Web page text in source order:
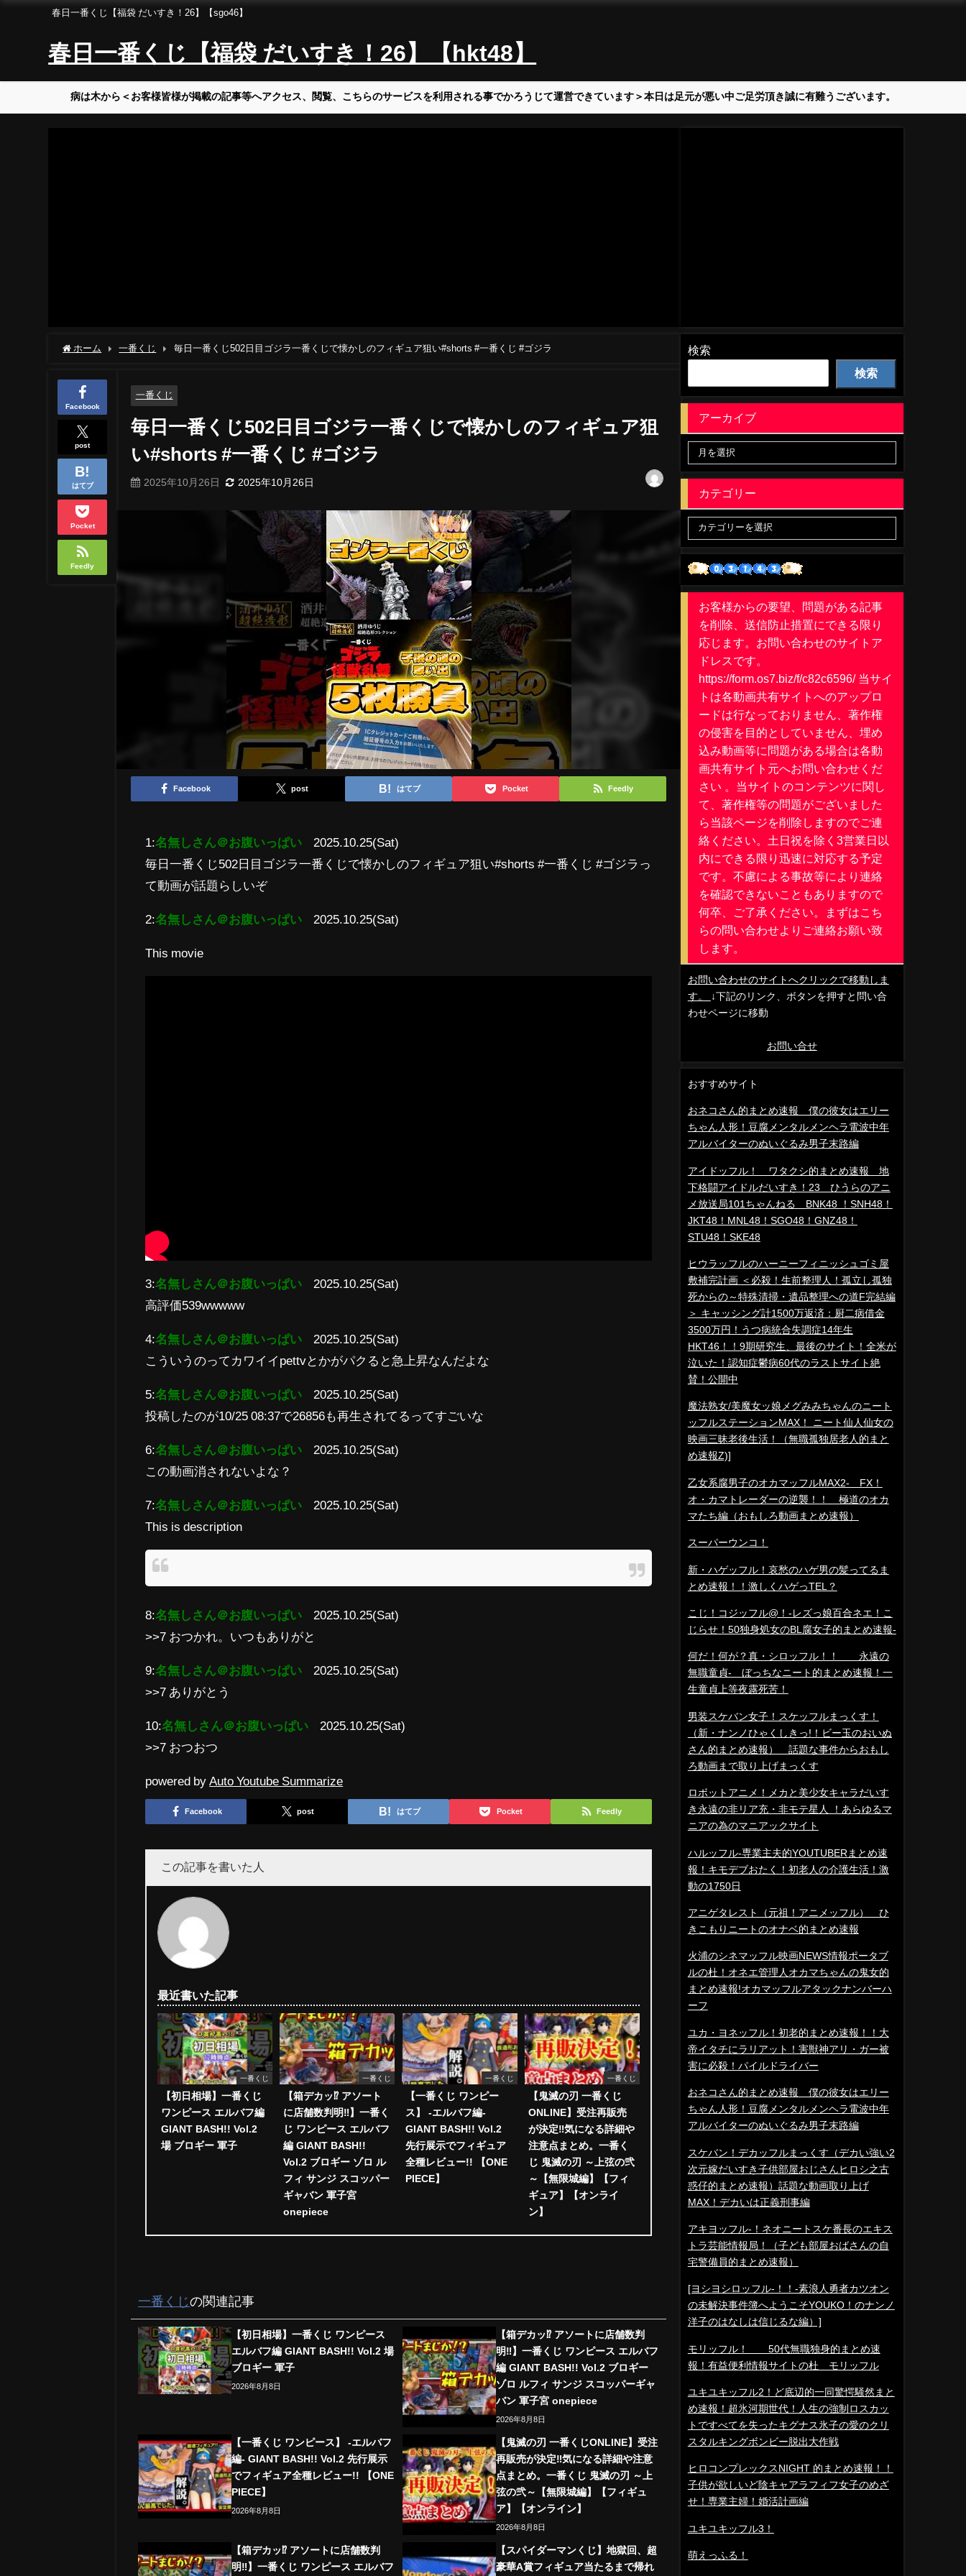
春日一番くじ【福袋 だいすき！26】【sgo46】
春日一番くじ【福袋 だいすき！26】【hkt48】
病は木から＜お客様皆様が掲載の記事等へアクセス、閲覧、こちらのサービスを利用される事でかろうじて運営できています＞本日は足元が悪い中ご足労頂き誠に有難うございます。
ホーム 一番くじ 毎日一番くじ502日目ゴジラ一番くじで懐かしのフィギュア狙い#shorts #一番くじ #ゴジラ
Facebook
post
はてブ
Pocket
Feedly
一番くじ
毎日一番くじ502日目ゴジラ一番くじで懐かしのフィギュア狙
い#shorts #一番くじ #ゴジラ
2025年10月26日 2025年10月26日
Facebook post はてブ Pocket Feedly
1:名無しさん＠お腹いっぱい
2025.10.25(Sat)
毎日一番くじ502日目ゴジラ一番くじで懐かしのフィギュア狙い#shorts #一番くじ #ゴジラっ
て動画が話題らしいぞ
2:名無しさん＠お腹いっぱい 2025.10.25(Sat)
This movie
3:名無しさん＠お腹いっぱい
2025.10.25(Sat)
高評価539wwwww
4:名無しさん＠お腹いっぱい
2025.10.25(Sat)
こういうのってカワイイpettvとかがパクると急上昇なんだよな
5:名無しさん＠お腹いっぱい
2025.10.25(Sat)
投稿したのが10/25 08:37で26856も再生されてるってすごいな
6:名無しさん＠お腹いっぱい
2025.10.25(Sat)
この動画消されないよな？
7:名無しさん＠お腹いっぱい
2025.10.25(Sat)
This is description
8:名無しさん＠お腹いっぱい
2025.10.25(Sat)
>>7 おつかれ。いつもありがと
9:名無しさん＠お腹いっぱい
2025.10.25(Sat)
>>7 ありがとう
10:名無しさん＠お腹いっぱい
2025.10.25(Sat)
>>7 おつおつ
powered by Auto Youtube Summarize
Facebook post はてブ Pocket Feedly
この記事を書いた人
最近書いた記事
一番くじ
【初日相場】一番くじ
ワンピース エルバフ編
GIANT BASH!! Vol.2
場 ブロギー 軍子
一番くじ
【箱デカッ⁉︎ アソート
に店舗数判明‼︎】一番く
じ ワンピース エルバフ
編 GIANT BASH!!
Vol.2 ブロギー ゾロ ル
フィ サンジ スコッパー
ギャバン 軍子宮
onepiece
一番くじ
【一番くじ ワンピー
ス】 -エルバフ編-
GIANT BASH!! Vol.2
先行展示でフィギュア
全種レビュー!! 【ONE
PIECE】
一番くじ
【鬼滅の刃 一番くじ
ONLINE】受注再販売
が決定‼️気になる詳細や
注意点まとめ。一番く
じ 鬼滅の刃 ～上弦の弐
～【無限城編】【フィ
ギュア】【オンライ
ン】
一番くじの関連記事
【初日相場】一番くじ ワンピース
エルバフ編 GIANT BASH!! Vol.2 場
ブロギー 軍子
2026年8月8日
【箱デカッ⁉︎ アソートに店舗数判
明‼︎】一番くじ ワンピース エルバフ
編 GIANT BASH!! Vol.2 ブロギー
ゾロ ルフィ サンジ スコッパーギャ
バン 軍子宮 onepiece
2026年8月8日
【一番くじ ワンピース】 -エルバフ
編- GIANT BASH!! Vol.2 先行展示
でフィギュア全種レビュー!! 【ONE
PIECE】
2026年8月8日
【鬼滅の刃 一番くじONLINE】受注
再販売が決定‼️気になる詳細や注意
点まとめ。一番くじ 鬼滅の刃 ～上
弦の弐～【無限城編】【フィギュ
ア】【オンライン】
2026年8月8日
【箱デカッ⁉︎ アソートに店舗数判
明‼︎】一番くじ ワンピース エルバフ
【スパイダーマンくじ】地獄回、超
豪華A賞フィギュア当たるまで帰れ
検索
検索
アーカイブ
カテゴリー
お客様からの要望、問題がある記事
を削除、送信防止措置にできる限り
応じます。お問い合わせのサイトア
ドレスです。
https://form.os7.biz/f/c82c6596/ 当サイ
トは各動画共有サイトへのアップロ
ードは行なっておりません、著作権
の侵害を目的としていません、埋め
込み動画等に問題がある場合は各動
画共有サイト元へお問い合わせくだ
さい 。当サイトのコンテンツに関し
て、著作権等の問題がございました
ら当該ページを削除しますのでご連
絡ください。土日祝を除く3営業日以
内にできる限り迅速に対応する予定
です。不慮による事故等により連絡
を確認できないこともありますので
何卒、ご了承ください。まずはこち
らの問い合わせよりご連絡お願い致
します。
お問い合わせのサイトへクリックで移動しま
す。
↓下記のリンク、ボタンを押すと問い合
わせページに移動
お問い合せ
おすすめサイト
おネコさん的まとめ速報 僕の彼女はエリー
ちゃん人形！豆腐メンタルメンヘラ電波中年
アルバイターのぬいぐるみ男子末路編
アイドッフル！ ワタクシ的まとめ速報 地
下格闘アイドルだいすき！23 ひうらのアニ
メ放送局101ちゃんねる BNK48 ！SNH48！
JKT48！MNL48！SGO48！GNZ48！
STU48！SKE48
ヒウラッフルのハーニーフィニッシュゴミ屋
敷補完計画 ＜必殺！生前整理人！孤立し孤独
死からの～特殊清掃・遺品整理への道F完結編
＞ キャッシング計1500万返済：厨二病借金
3500万円！うつ病統合失調症14年生
HKT46！！9期研究生、最後のサイト！全米が
泣いた！認知症鬱病60代のラストサイト絶
賛！公開中
魔法熟女/美魔女ッ娘メグみみちゃんのニート
ッフルステーションMAX！ ニート仙人仙女の
映画三昧老後生活！（無職孤独居老人的まと
め速報Z)]
乙女系腐男子のオカマッフルMAX2- FX！
オ・カマトレーダーの逆襲！！ 極道のオカ
マたち編（おもしろ動画まとめ速報）
スーパーウンコ！
新・ハゲッフル！哀愁のハゲ男の髪ってるま
とめ速報！！激しくハゲっTEL？
こじ！コジッフル@！-レズっ娘百合ネエ！こ
じらせ！50独身処女のBL腐女子的まとめ速報-
何だ！何が？真・シロッフル！！ 永遠の
無職童貞- ぼっちなニート的まとめ速報！一
生童貞上等夜露死苦！
男装スケバン女子！スケッフルまっくす！
（新・ナンノひゃくしきっ!！ビー玉のおいぬ
さん的まとめ速報） 話題な事件からおもし
ろ動画まで取り上げまっくす
ロボットアニメ！メカと美少女キャラだいす
き永遠の非リア充・非モテ星人 ！あらゆるマ
ニアの為のマニアックサイト
ハルッフル-専業主夫的YOUTUBERまとめ速
報！キモデブおたく！初老人の介護生活！激
動の1750日
アニゲタレスト（元祖！アニメッフル） ひ
きこもりニートのオナベ的まとめ速報
火浦のシネマッフル映画NEWS情報ポータブ
ルの杜！オネエ管理人オカマちゃんの鬼女的
まとめ速報!オカマッフルアタックナンバーハ
ーフ
ユカ・ヨネッフル！初老的まとめ速報！！大
帝イタチにラリアット！害獣神アリ・ガー被
害に必殺！パイルドライバー
おネコさん的まとめ速報 僕の彼女はエリー
ちゃん人形！豆腐メンタルメンヘラ電波中年
アルバイターのぬいぐるみ男子末路編
スケバン！デカッフルまっくす（デカい強い2
次元嫁だいすき子供部屋おじさんヒロシ之古
惑仔的まとめ速報）話題な動画取り上げ
MAX！デカいは正義刑事編
アキヨッフル-！ネオニートスケ番長のエキス
トラ芸能情報局！（子ども部屋おばさんの自
宅警備員的まとめ速報）
[ヨシヨシロッフル-！！-素浪人勇者カツオン
の未解決事件簿へようこそYOUKO！のナンノ
洋子のはなしは信じるな編）]
モリッフル！ 50代無職独身的まとめ速
報！有益便利情報サイトの杜 モリッフル
ユキユキッフル2！ど底辺的一同驚愕騒然まと
め速報！超氷河期世代！人生の強制ロスカッ
トですべてを失ったキグナス氷子の愛のクリ
スタルキングボンビー脱出大作戦
ヒロコンプレックスNIGHT 的まとめ速報！！
子供が欲しいど陰キャアラフィフ女子のめざ
せ！専業主婦！婚活計画編
ユキユキッフル3！
萌えっふる！